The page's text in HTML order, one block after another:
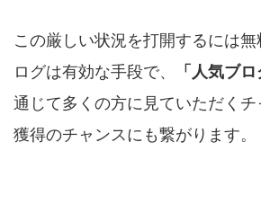
この厳しい状況を打開するには
ログは有効な手段で、
「人気ブ
通じて多くの方に見ていただくチ
獲得のチャンスにも繋がります。